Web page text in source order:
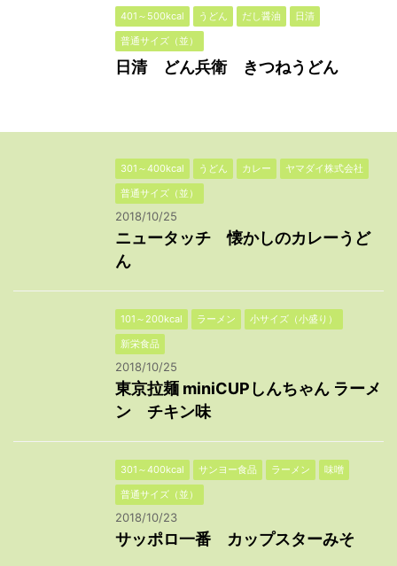
401～500kcal うどん だし醤油
日清
普通サイズ（並）
日清 どん兵衛 きつねうどん
301～400kcal うどん カレー
ヤマダイ株式会社
普通サイズ（並）
2018/10/25
ニュータッチ 懐かしのカレーうど
ん
101～200kcal ラーメン
小サイズ（小盛り）
新栄食品
2018/10/25
東京拉麺 miniCUPしんちゃん ラーメ
ン チキン味
301～400kcal サンヨー食品 ラーメン
味噌
普通サイズ（並）
2018/10/23
サッポロ一番 カップスターみそ